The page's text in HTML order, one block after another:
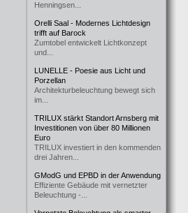
Henningsen...
Orelli Saal - Modernes Lichtdesign
trifft auf Barock
Zumtobel entwickelt Lichtkonzept
und...
LUNELLE - Poesie aus Licht und
Porzellan
Architekturbeleuchtung bewegt sich
im...
TRILUX stärkt Standort Arnsberg mit
Investitionen von über 80 Millionen
Euro
TRILUX investiert in den kommenden
drei Jahren...
GModG und EPBD in der Anwendung
Effiziente Gebäude mit vernetzter
Beleuchtung -...